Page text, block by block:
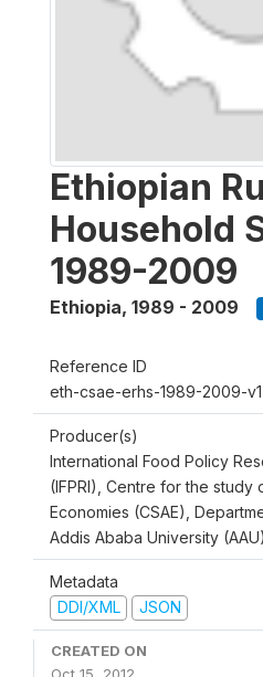
Ethiopian
Household
1989-2009
Ethiopia, 1989 - 2009
Reference ID
eth-csae-erhs-1989-2009-v1
Producer(s)
International Food Policy
(IFPRI), Centre for the study
Economies (CSAE),
Addis Ababa University (AAU)
Metadata
DDI/XML
JSON
CREATED ON
Oct 15, 2012